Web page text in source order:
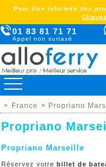
01 83 81 71 71
Appel non surtaxé
Pour être informés des
> France > Propriano
Propriano
Propriano Marseille
Réservez votre billet de